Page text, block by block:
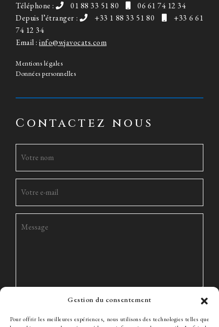
Gestion du consentement
Pour offrir les meilleures expériences, nous utilisons des technologies telles que
Téléphone : 01 88 33 51 80
06 61 74 12 34
Depuis l’étranger :
+33 1 88 33 51 80
+33 6 61
74 12 34
Email : info@wjavocats.com
Mentions légales
Données personnelles
Contactez nous